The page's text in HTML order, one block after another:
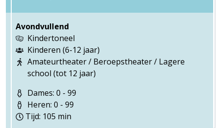
Avondvullend
Kindertoneel
Kinderen (6-12 jaar)
Amateurtheater / Beroepstheater / Lagere
school (tot 12 jaar)
Dames: 0 - 99
Heren: 0 - 99
Tijd: 105 min